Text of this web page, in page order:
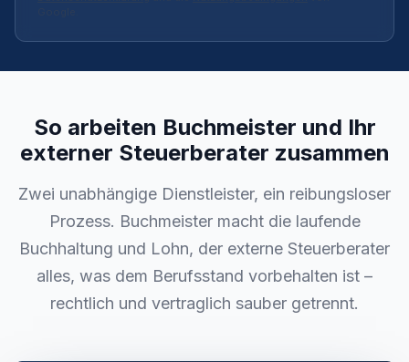
So arbeiten Buchmeister und Ihr
externer Steuerberater zusammen
Zwei unabhängige Dienstleister, ein reibungsloser
Prozess. Buchmeister macht die laufende
Buchhaltung und Lohn, der externe Steuerberater
alles, was dem Berufsstand vorbehalten ist –
rechtlich und vertraglich sauber getrennt.